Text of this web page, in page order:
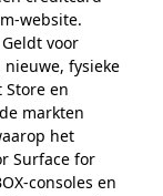
website.
voor
fysieke
en
markten
het
Surface for
consoles en